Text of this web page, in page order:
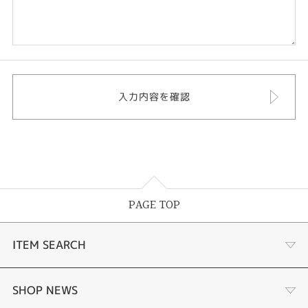
PAGE TOP
ITEM SEARCH
婚約指輪
SHOP NEWS